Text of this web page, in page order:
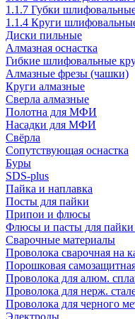
1.1.7 Губки
1.1.4 Круги
Диски пильные
Алмазная оснастка
Гибкие шлифовальные
Алмазные фрезы (чашки)
Круги алмазные
Сверла алмазные
Полотна для МФИ
Насадки для МФИ
Свёрла
Сопутствующая оснастка
Буры
SDS-plus
Пайка и наплавка
Посты для пайки
Припои и флюсы
Флюсы и пасты для
Сварочные материалы
Проволока сварочная на
Порошковая
Проволока для алюм.
Проволока для нерж.
Проволока для черного
Электроды